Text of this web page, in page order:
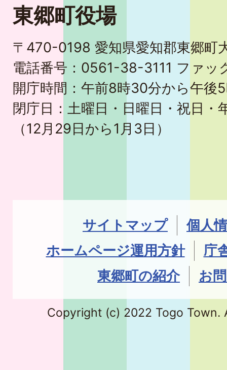
東郷町役場
〒470-0198 愛知県愛知郡東郷町
電話番号：0561-38-3111 ファ
開庁時間：午前8時30分から午後
閉庁日：土曜日・日曜日・祝日・
（12月29日から1月3日）
サイトマップ
個人
ホームページ運用方針
庁
東郷町の紹介
お
Copyright (c) 2022 Togo Town.